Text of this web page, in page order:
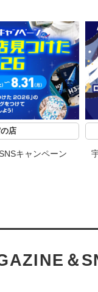
店
キャンペーン
＆